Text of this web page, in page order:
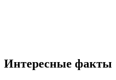
Интересные факты